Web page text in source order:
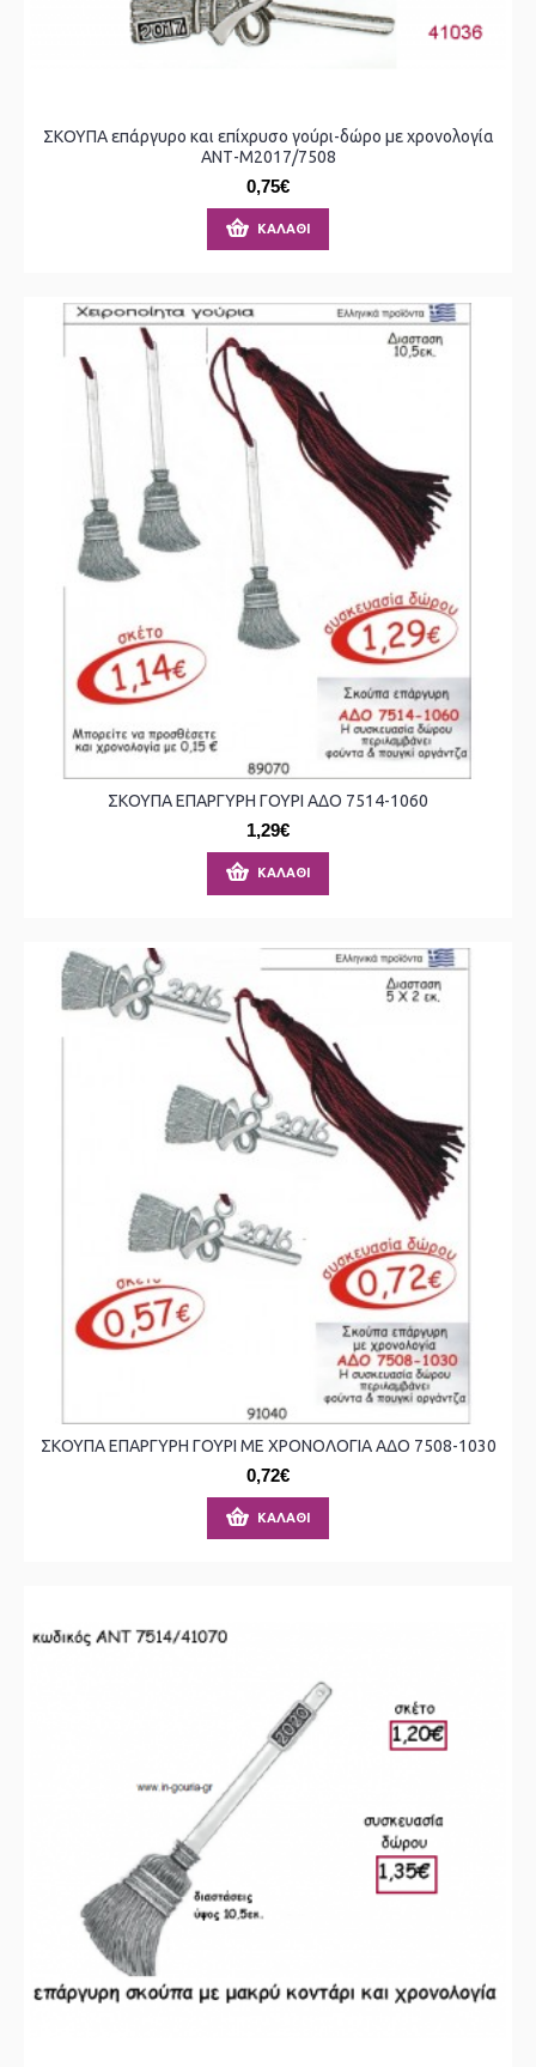
ΣΚΟΥΠΑ επάργυρο και επίχρυσο γούρι-δώρο με χρονολογία
ΑΝΤ-Μ2017/7508
0,75€
ΚΑΛΆΘΙ
ΣΚΟΥΠΑ ΕΠΑΡΓΥΡΗ ΓΟΥΡΙ ΑΔΟ 7514-1060
1,29€
ΚΑΛΆΘΙ
ΣΚΟΥΠΑ ΕΠΑΡΓΥΡΗ ΓΟΥΡΙ ΜΕ ΧΡΟΝΟΛΟΓΙΑ ΑΔΟ 7508-1030
0,72€
ΚΑΛΆΘΙ